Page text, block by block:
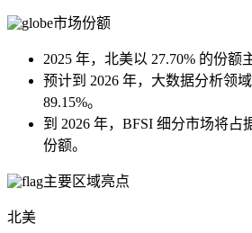
市场份额
2025 年，北美以 27.70% 的份额
预计到 2026 年，大数据分析领
89.15%。
到 2026 年，BFSI 细分市场将占
份额。
主要区域亮点
北美